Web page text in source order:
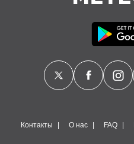
Контакты О нас FAQ